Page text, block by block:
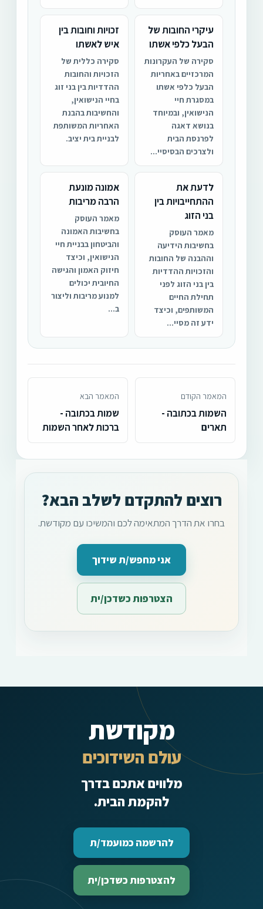
עיקרי החובות של
הבעל כלפי אשתו
סקירה של העקרונות
המרכזיים באחריות
הבעל כלפי אשתו
במסגרת חיי
הנישואין, ובמיוחד
בנושא דאגה
לפרנסת הבית
ולצרכים הבסיסיי...
זכויות וחובות בין
איש לאשתו
סקירה כללית של
הזכויות והחובות
ההדדיות בין בני זוג
בחיי הנישואין,
והחשיבות בהבנת
האחריות המשותפת
לבניית בית יציב.
לדעת את
ההתחייבויות בין
בני הזוג
מאמר העוסק
בחשיבות הידיעה
וההבנה של החובות
והזכויות ההדדיות
בין בני הזוג לפני
תחילת החיים
המשותפים, וכיצד
ידע זה מסיי...
אמונה מונעת
הרבה מריבות
מאמר העוסק
בחשיבות האמונה
והביטחון בבניית חיי
הנישואין, וכיצד
חיזוק האמון והגישה
החיובית יכולים
למנוע מריבות וליצור
ב...
המאמר הקודם
השמות בכתובה -
תארים
המאמר הבא
שמות בכתובה -
ברכות לאחר השמות
רוצים להתקדם לשלב הבא?
בחרו את הדרך המתאימה לכם והמשיכו עם מקודשת.
אני מחפש/ת שידוך
הצטרפות כשדכן/ית
מקודשת
עולם השידוכים
מלווים אתכם בדרך
להקמת הבית.
להרשמה כמועמד/ת
להצטרפות כשדכן/ית